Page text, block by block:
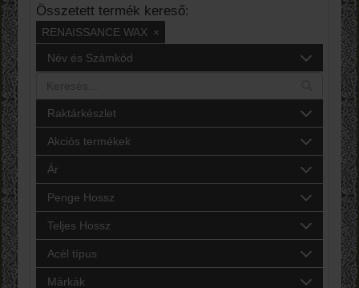
Összetett termék kereső:
RENAISSANCE WAX ×
Név és Számkód
Raktárkészlet
Akciós termékek
Ár
Penge Hossz
Teljes Hossz
Acél típus
Márkák